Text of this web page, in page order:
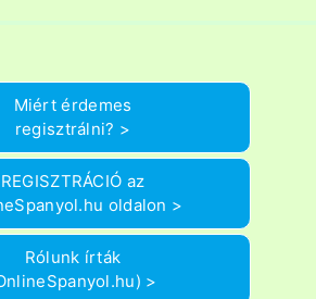
Miért érdemes
regisztrálni? >
REGISZTRÁCIÓ az
oldalon >
Rólunk írták
>